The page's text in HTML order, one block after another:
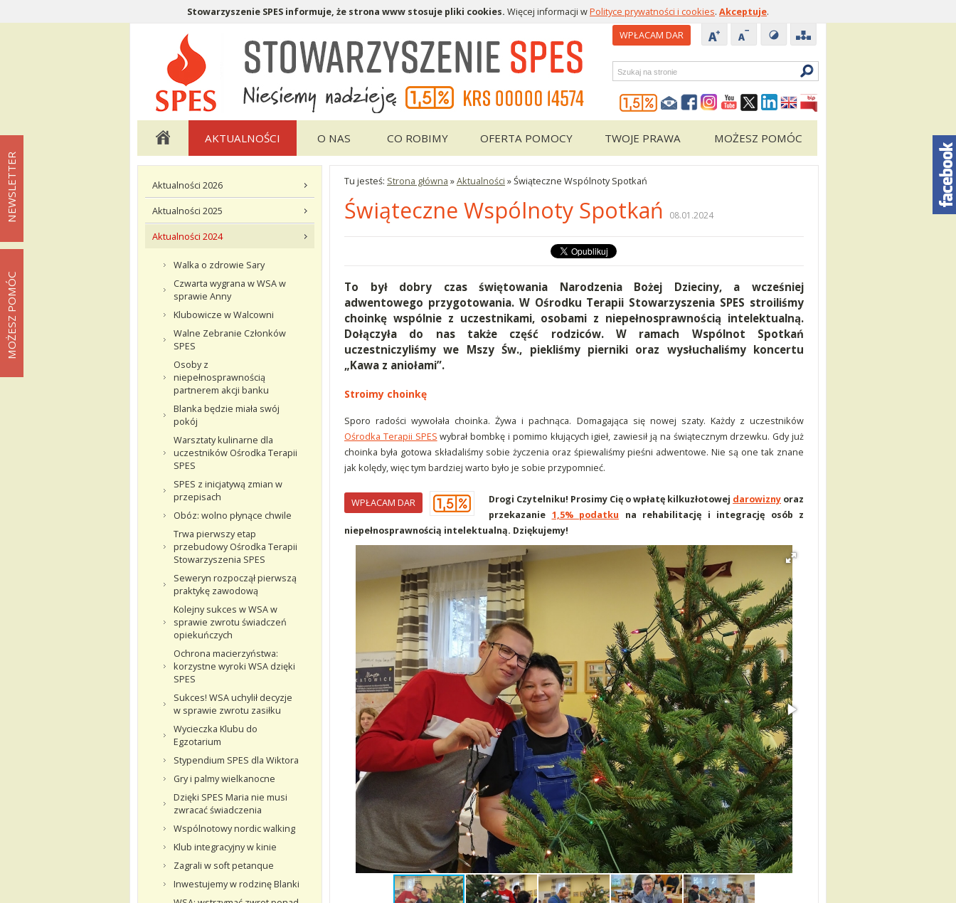
Stowarzyszenie SPES informuje, że strona www stosuje pliki cookies. Więcej informacji wPolityce prywatności i cookies. Akceptuje.
Menu pomocnicze
WPŁACAM DAR
Wyszukiwarka
Menu główne
AKTUALNOŚCI O NAS CO ROBIMY OFERTA POMOCY TWOJE PRAWA MOŻESZ POMÓC
Menu podstrony Aktualności
Aktualności 2026
Aktualności 2025
Aktualności 2024
Walka o zdrowie Sary
Czwarta wygrana w WSA w
sprawie Anny
Klubowicze w Walcowni
Walne Zebranie Członków
SPES
Osoby z
niepełnosprawnością
partnerem akcji banku
Blanka będzie miała swój
pokój
Warsztaty kulinarne dla
uczestników Ośrodka Terapii
SPES
SPES z inicjatywą zmian w
przepisach
Obóz: wolno płynące chwile
Trwa pierwszy etap
przebudowy Ośrodka Terapii
Stowarzyszenia SPES
Seweryn rozpoczął pierwszą
praktykę zawodową
Kolejny sukces w WSA w
sprawie zwrotu świadczeń
opiekuńczych
Ochrona macierzyństwa:
korzystne wyroki WSA dzięki
SPES
Sukces! WSA uchylił decyzje
w sprawie zwrotu zasiłku
Wycieczka Klubu do
Egzotarium
Stypendium SPES dla Wiktora
Gry i palmy wielkanocne
Dzięki SPES Maria nie musi
zwracać świadczenia
Wspólnotowy nordic walking
Klub integracyjny w kinie
Zagrali w soft petanque
Inwestujemy w rodzinę Blanki
Tu jesteś: Strona główna »Aktualności »Świąteczne Wspólnoty Spotkań
Świąteczne Wspólnoty Spotkań 08.01.2024
To był dobry czas świętowania Narodzenia Bożej Dzieciny, a wcześniej
adwentowego przygotowania. W Ośrodku Terapii Stowarzyszenia SPES stroiliśmy
choinkę wspólnie z uczestnikami, osobami z niepełnosprawnością intelektualną.
Dołączyła do nas także część rodziców. W ramach Wspólnot Spotkań
uczestniczyliśmy we Mszy Św., piekliśmy pierniki oraz wysłuchaliśmy koncertu
„Kawa z aniołami”.
Stroimy choinkę
Sporo radości wywołała choinka. Żywa i pachnąca. Domagająca się nowej szaty. Każdy z uczestników
Ośrodka Terapii SPES wybrał bombkę i pomimo kłujących igieł, zawiesił ją na świątecznym drzewku. Gdy już
choinka była gotowa składaliśmy sobie życzenia oraz śpiewaliśmy pieśni adwentowe. Nie są one tak znane
jak kolędy, więc tym bardziej warto było je sobie przypomnieć.
WPŁACAM DAR Drogi Czytelniku! Prosimy Cię o wpłatę kilkuzłotowej darowizny oraz
przekazanie 1,5% podatku na rehabilitację i integrację osób z
niepełnosprawnością intelektualną. Dziękujemy!
NEWSLETTER
MOŻESZ POMÓC